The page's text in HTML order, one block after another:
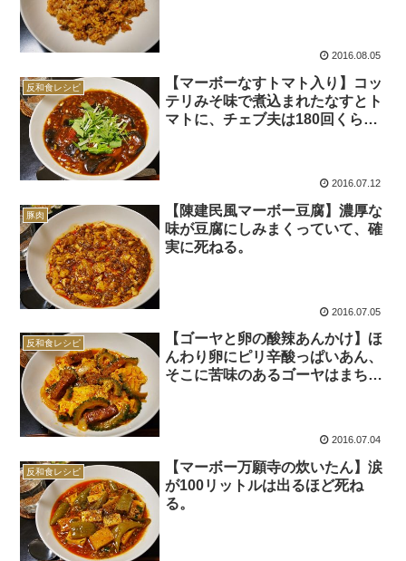
2016.08.05
反和食レシピ
【マーボーなすトマト入り】コッ
テリみそ味で煮込まれたなすとト
マトに、チェブ夫は180回くらい
2016.07.12
豚肉
【陳建民風マーボー豆腐】濃厚な
味が豆腐にしみまくっていて、確
実に死ねる。
2016.07.05
反和食レシピ
【ゴーヤと卵の酸辣あんかけ】ほ
んわり卵にピリ辛酸っぱいあん、
そこに苦味のあるゴーヤはまちが
2016.07.04
反和食レシピ
【マーボー万願寺の炊いたん】涙
が100リットルは出るほど死ね
る。